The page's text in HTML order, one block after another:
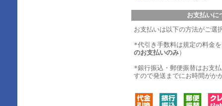
お支払いに
お支払いは以下の方法がご選
*代引き手数料は規定の料金
のお支払いのみ）
*銀行振込・郵便振替はお支
すので発送までにお時間がか